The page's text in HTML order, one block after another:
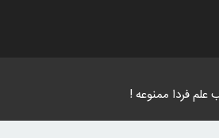
علم فردا ممنوعه !